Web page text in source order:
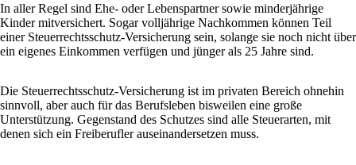
In aller Regel sind Ehe- oder Lebenspartner sowie minderjährige
Kinder mitversichert. Sogar volljährige Nachkommen können Teil
einer Steuerrechtsschutz-Versicherung sein, solange sie noch nicht über
ein eigenes Einkommen verfügen und jünger als 25 Jahre sind.
Die Steuerrechtsschutz-Versicherung ist im privaten Bereich ohnehin
sinnvoll, aber auch für das Berufsleben bisweilen eine große
Unterstützung. Gegenstand des Schutzes sind alle Steuerarten, mit
denen sich ein Freiberufler auseinandersetzen muss.